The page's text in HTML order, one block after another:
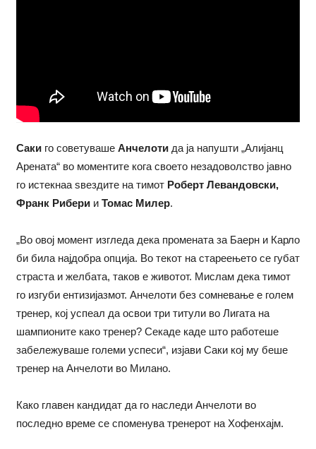
Сакиго советуваше Анчелотида ја напушти „Алијанц
Арената“ во моментите кога своето незадоволство јавно
го истекнаа ѕвездите на тимот Роберт Левандовски,
Франк Риберии Томас Милер.
„Во овој момент изгледа дека промената за Баерн и Карло
би била најдобра опција. Во текот на стареењето се губат
страста и желбата, таков е животот. Мислам дека тимот
го изгуби ентизијазмот. Анчелоти без сомневање е голем
тренер, кој успеал да освои три титули во Лигата на
шампионите како тренер? Секаде каде што работеше
забележуваше големи успеси“, изјави Саки кој му беше
тренер на Анчелоти во Милано.
Како главен кандидат да го наследи Анчелоти во
последно време се споменува тренерот на Хофенхајм.